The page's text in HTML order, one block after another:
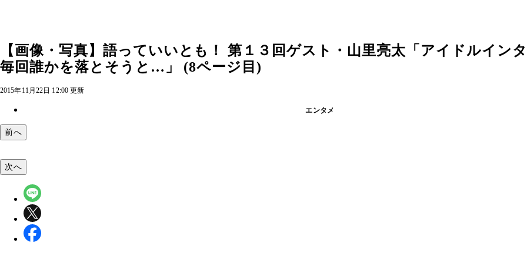
【画像・写真】語っていいとも！ 第１３回ゲスト・山里亮太「アイドルイン
毎回誰かを落とそうと…」 (8ページ目)
2015年11月22日 12:00 更新
エンタメ
前へ
次へ